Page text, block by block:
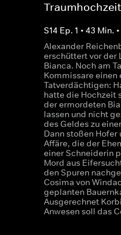
S14 Ep. 1 • 43 Min. •
Alexander
erschüttert vor der
Bianca. Noch am
Kommissare einen
Tatverdächtigen:
hatte die Hochzeit
der ermordeten
lassen und nicht
des Geldes zu
Dann stoßen Hofer
Affäre, die der
einer Schneiderin
Mord aus
den Spuren
Cosima von
geplanten
Ausgerechnet
Anwesen soll das